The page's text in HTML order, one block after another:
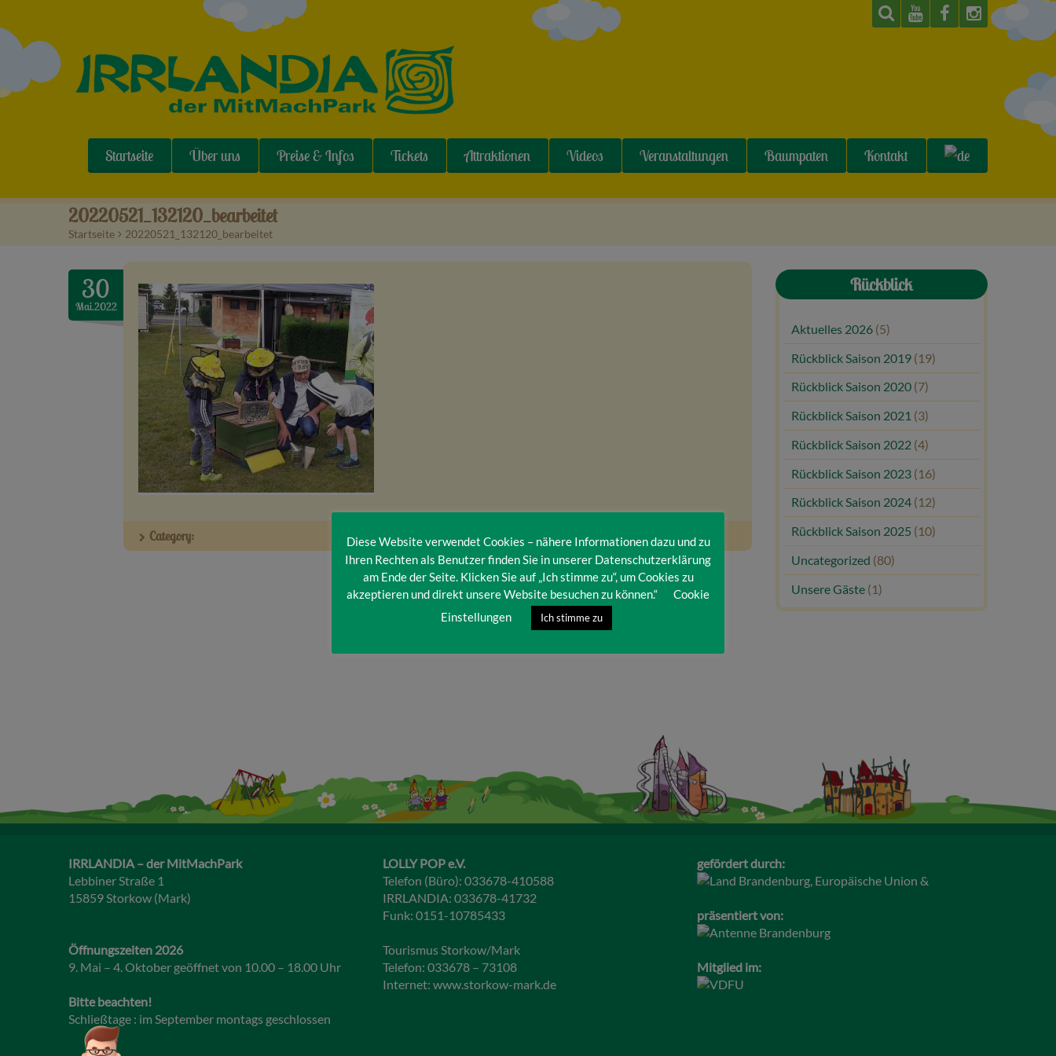
Startseite Über uns Preise & Infos Tickets Attraktionen Videos Veranstaltungen Baumpaten Kontakt
20220521_132120_bearbeitet
Startseite > 20220521_132120_bearbeitet
30
Mai.2022
Category:
Rückblick
Aktuelles 2026 (5)
Rückblick Saison 2019 (19)
Rückblick Saison 2020 (7)
Rückblick Saison 2021 (3)
Rückblick Saison 2022 (4)
Rückblick Saison 2023 (16)
Rückblick Saison 2024 (12)
Rückblick Saison 2025 (10)
Uncategorized (80)
Unsere Gäste (1)
IRRLANDIA – der MitMachPark
Lebbiner Straße 1
15859 Storkow (Mark)
Öffnungszeiten 2026
9. Mai – 4. Oktober geöffnet von 10.00 – 18.00 Uhr
Bitte beachten!
Schließtage : im September montags geschlossen
LOLLY POP e.V.
Telefon (Büro): 033678-410588
IRRLANDIA: 033678-41732
Funk: 0151-10785433
Tourismus Storkow/Mark
Telefon: 033678 – 73108
Internet: www.storkow-mark.de
gefördert durch:
präsentiert von:
Mitglied im:
Diese Website verwendet Cookies – nähere Informationen dazu und zu
Ihren Rechten als Benutzer finden Sie in unserer Datenschutzerklärung
am Ende der Seite. Klicken Sie auf „Ich stimme zu“, um Cookies zu
akzeptieren und direkt unsere Website besuchen zu können.“
Cookie
Einstellungen
Ich stimme zu